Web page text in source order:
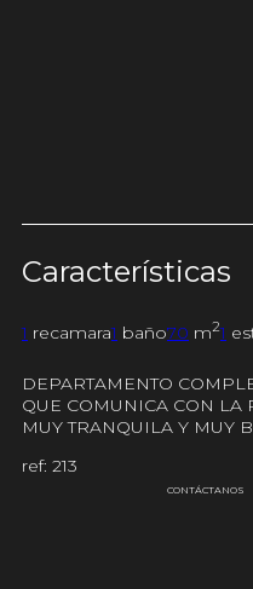
Características
1 recamara1 baño70 m21
DEPARTAMENTO
QUE COMUNICA CON LA
MUY TRANQUILA Y MUY
ref: 213
CONTÁCTANOS